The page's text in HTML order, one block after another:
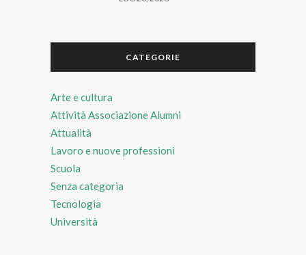
CATEGORIE
Arte e cultura
Attività Associazione Alumni
Attualità
Lavoro e nuove professioni
Scuola
Senza categoria
Tecnologia
Università